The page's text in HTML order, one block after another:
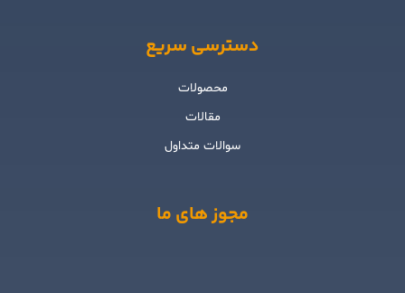
دسترسی سریع
محصولات
مقالات
سوالات متداول
مجوز های ما